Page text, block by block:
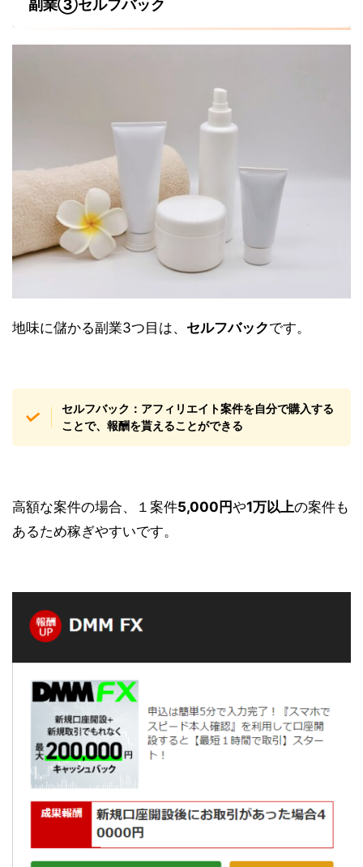
副業③セルフバック
地味に儲かる副業3つ目は、 セルフバックです。
セルフバック：アフィリエイト案件を自分で購入する
ことで、報酬を貰えることができる
高額な案件の場合、１案件5,000円や1万以上の案件も
あるため稼ぎやすいです。